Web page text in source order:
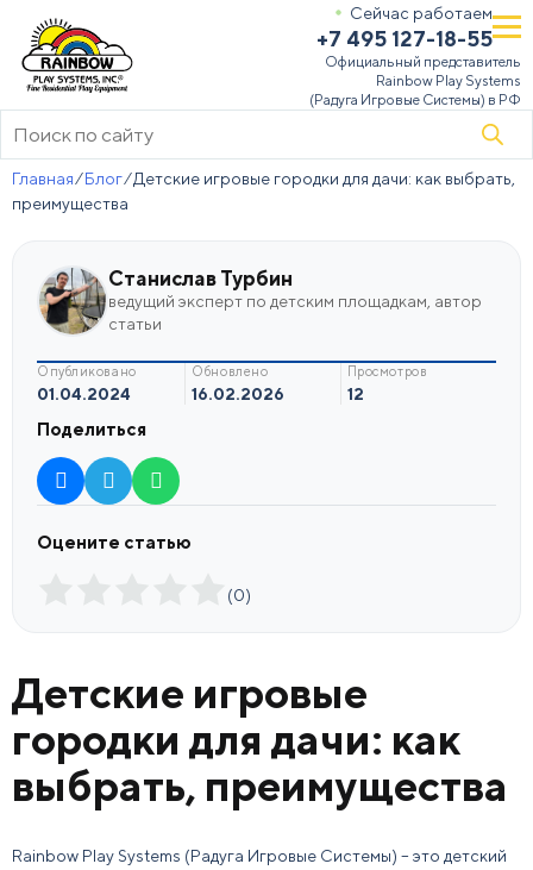
Сейчас работаем
+7 495 127-18-55
Официальный представитель
Rainbow Play Systems
(Радуга Игровые Системы) в РФ
Поиск
товаров
Главная ⁄ Блог⁄Детские игровые городки для дачи: как выбрать,
преимущества
Детские игровые
городки для дачи: как
выбрать, преимущества
Rainbow Play Systems (Радуга Игровые Системы) – это детский
Станислав Турбин
ведущий эксперт по детским площадкам, автор
статьи
опубликовано
01.04.2024
обновлено
16.02.2026
просмотров
12
Поделиться
Оцените статью
(0)